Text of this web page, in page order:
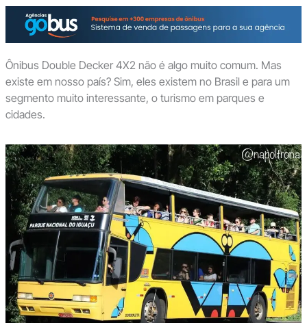
Ônibus Double Decker 4X2 não é algo muito comum. Mas
existe em nosso país? Sim, eles existem no Brasil e para um
segmento muito interessante, o turismo em parques e
cidades.